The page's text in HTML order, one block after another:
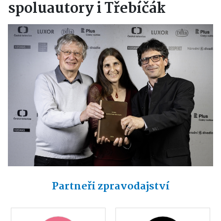
spoluautory i Třebíčák
Partneři zpravodajství